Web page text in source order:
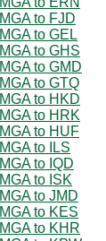
MGA to FJD
MGA to GEL
MGA to GHS
MGA to GMD
MGA to GTQ
MGA to HKD
MGA to HRK
MGA to HUF
MGA to ILS
MGA to IQD
MGA to ISK
MGA to JMD
MGA to KES
MGA to KHR